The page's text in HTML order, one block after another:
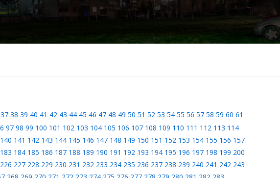
37 38 39 40 41 42 43 44 45 46 47 48 49 50 51 52 53 54 55 56 57 58 59 60 61
97 98 99 100 101 102 103 104 105 106 107 108 109 110 111 112 113 114
140 141 142 143 144 145 146 147 148 149 150 151 152 153 154 155 156 157
183 184 185 186 187 188 189 190 191 192 193 194 195 196 197 198 199 200
226 227 228 229 230 231 232 233 234 235 236 237 238 239 240 241 242 243